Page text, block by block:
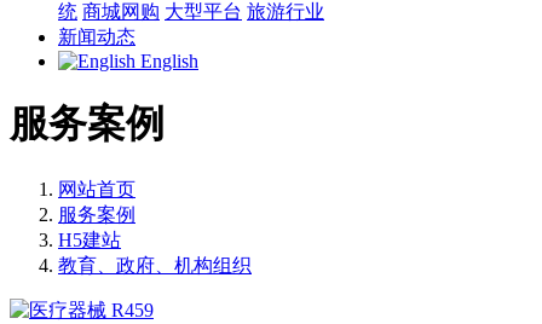
统 商城网购 大型平台 旅游行业
新闻动态
English
服务案例
网站首页
服务案例
H5建站
教育、政府、机构组织